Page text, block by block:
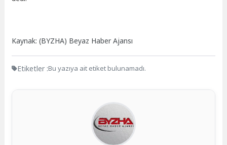
Kaynak: (BYZHA) Beyaz Haber Ajansı
Etiketler :Bu yazıya ait etiket bulunamadı.